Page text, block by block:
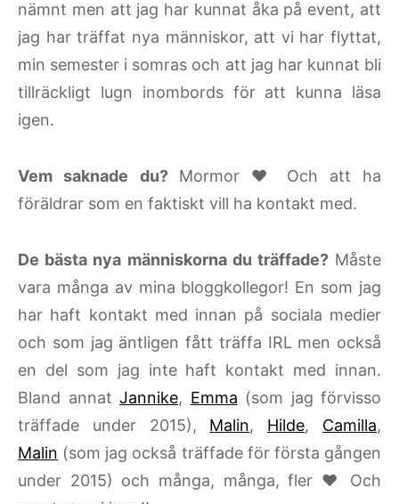
nämnt men att jag har kunnat åka på event, att
jag har träffat nya människor, att vi har flyttat,
min semester i somras och att jag har kunnat bli
tillräckligt lugn inombords för att kunna läsa
igen.
Vem saknade du? Mormor ♥ Och att ha
föräldrar som en faktiskt vill ha kontakt med.
De bästa nya människorna du träffade?Måste
vara många av mina bloggkollegor! En som jag
har haft kontakt med innan på sociala medier
och som jag äntligen fått träffa IRL men också
en del som jag inte haft kontakt med innan.
Bland annat Jannike, Emma (som jag förvisso
träffade under 2015), Malin, Hilde, Camilla,
Malin (som jag också träffade för första gången
under 2015) och många, många, fler ♥ Och